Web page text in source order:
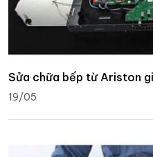
Sửa chữa bếp từ Ariston
19/05